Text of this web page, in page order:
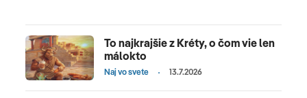
To najkrajšie z Kréty, o čom vie len
málokto
Naj vo svete 13.7.2026